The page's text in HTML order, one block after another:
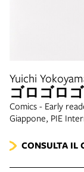
Yuichi
ゴロゴロ
Comics - Early
Giappone, PIE
CONSULTA IL